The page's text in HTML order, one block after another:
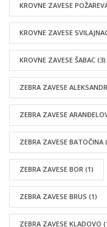
KROVNE ZAVESE
KROVNE ZAVESE
KROVNE ZAVESE ŠABAC (3)
ZEBRA ZAVESE
ZEBRA ZAVESE
ZEBRA ZAVESE BATOČINA
ZEBRA ZAVESE BOR (1)
ZEBRA ZAVESE BRUS (1)
ZEBRA ZAVESE KLADOVO